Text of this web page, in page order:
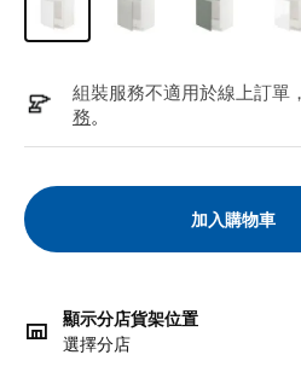
組裝服務不適用於線上訂單
務。
加入購物車
顯示分店貨架位置
選擇分店